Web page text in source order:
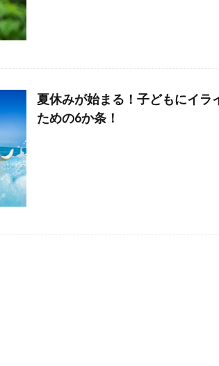
夏休みが始まる！子どもにイラ
ための6か条！